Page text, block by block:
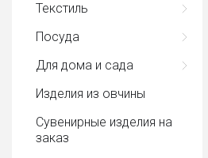
Текстиль
Посуда
Для дома и сада
Изделия из овчины
Сувенирные изделия на
заказ